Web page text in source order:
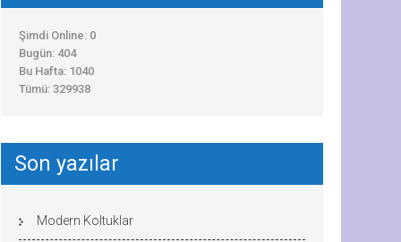
Şimdi Online: 0
Bugün: 404
Bu Hafta: 1040
Tümü: 329938
Son yazılar
Modern Koltuklar